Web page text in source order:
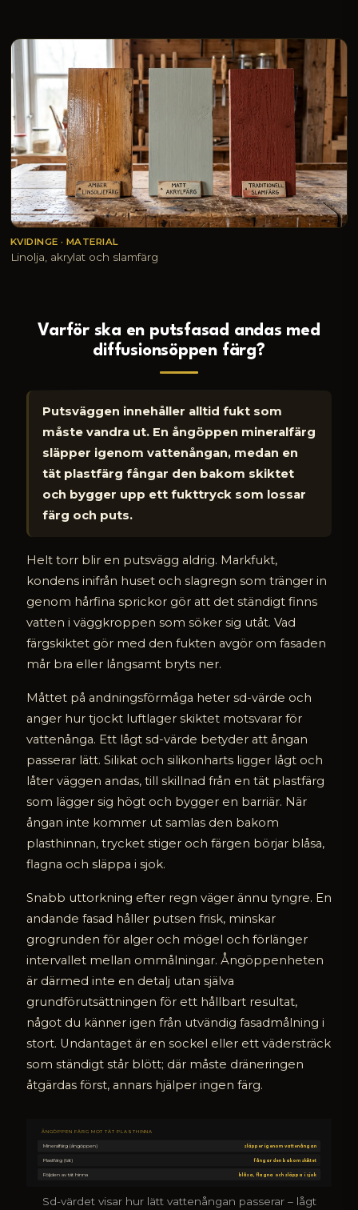
KVIDINGE · MATERIAL
Linolja, akrylat och slamfärg
Varför ska en putsfasad andas med
diffusionsöppen färg?
Putsväggen innehåller alltid fukt som
måste vandra ut. En ångöppen mineralfärg
släpper igenom vattenångan, medan en
tät plastfärg fångar den bakom skiktet
och bygger upp ett fukttryck som lossar
färg och puts.
Helt torr blir en putsvägg aldrig. Markfukt,
kondens inifrån huset och slagregn som tränger in
genom hårfina sprickor gör att det ständigt finns
vatten i väggkroppen som söker sig utåt. Vad
färgskiktet gör med den fukten avgör om fasaden
mår bra eller långsamt bryts ner.
Måttet på andningsförmåga heter sd-värde och
anger hur tjockt luftlager skiktet motsvarar för
vattenånga. Ett lågt sd-värde betyder att ångan
passerar lätt. Silikat och silikonharts ligger lågt och
låter väggen andas, till skillnad från en tät plastfärg
som lägger sig högt och bygger en barriär. När
ångan inte kommer ut samlas den bakom
plasthinnan, trycket stiger och färgen börjar blåsa,
flagna och släppa i sjok.
Snabb uttorkning efter regn väger ännu tyngre. En
andande fasad håller putsen frisk, minskar
grogrunden för alger och mögel och förlänger
intervallet mellan ommålningar. Ångöppenheten
är därmed inte en detalj utan själva
grundförutsättningen för ett hållbart resultat,
något du känner igen från utvändig fasadmålning i
stort. Undantaget är en sockel eller ett vädersträck
som ständigt står blött; där måste dräneringen
åtgärdas först, annars hjälper ingen färg.
ÅNGÖPPEN FÄRG MOT TÄT PLASTHINNA
Mineralfärg (ångöppen) släpper igenom vattenångan
Plastfärg (tät) fångar den bakom skiktet
Följden av tät hinna blåsa, flagna och släppa i sjok
Sd-värdet visar hur lätt vattenångan passerar – lågt